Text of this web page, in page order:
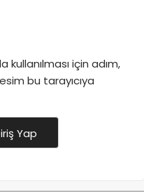
kullanılması için adım,
bu tarayıcıya
Yap